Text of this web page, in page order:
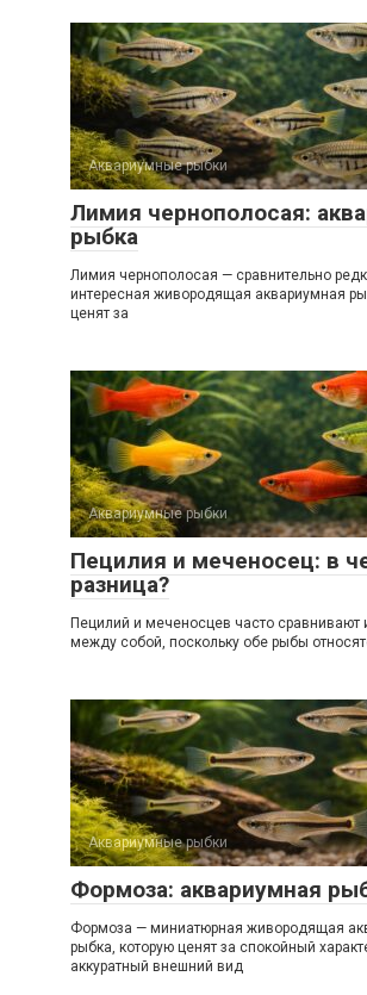
Аквариумные рыбки
Лимия чернополосая:
рыбка
Лимия чернополосая — сравнительно
интересная живородящая аквариумная
ценят за
Аквариумные рыбки
Пецилия и меченосец: в
разница?
Пецилий и меченосцев часто сравнивают
между собой, поскольку обе рыбы
Аквариумные рыбки
Формоза: аквариумная
Формоза — миниатюрная живородящая
рыбка, которую ценят за спокойный
аккуратный внешний вид